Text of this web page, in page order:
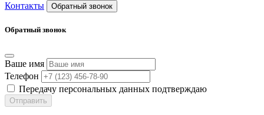
Контакты
Обратный звонок
Обратный звонок
Ваше имя
Телефон
Передачу персональных данных подтверждаю
Отправить